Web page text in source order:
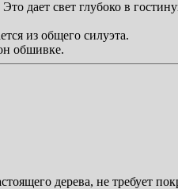
дает свет глубоко в
из общего силуэта.
обшивке.
дерева, не требует